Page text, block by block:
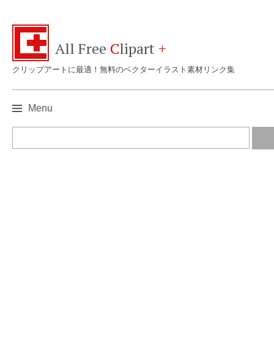
All Free Clipart +
クリップアートに最適！無料のベクターイラスト素材リンク集
Menu